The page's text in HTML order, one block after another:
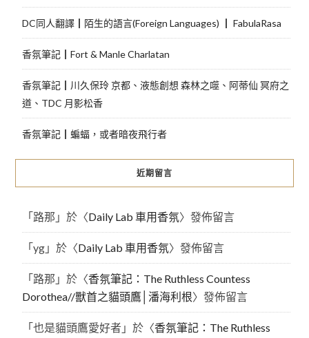
DC同人翻譯┃陌生的語言(Foreign Languages) ┃ FabulaRasa
香氛筆記┃Fort & Manle Charlatan
香氛筆記┃川久保玲 京都、液態創想 森林之噬、阿蒂仙 冥府之
道、TDC 月影松香
香氛筆記┃蝙蝠，或者暗夜飛行者
近期留言
「路那 」於〈Daily Lab 車用香氛〉發佈留言
「yg」於〈Daily Lab 車用香氛〉發佈留言
「路那 」於〈香氛筆記：The Ruthless Countess
Dorothea//獸首之貓頭鷹│潘海利根〉發佈留言
「也是貓頭鷹愛好者」於〈香氛筆記：The Ruthless